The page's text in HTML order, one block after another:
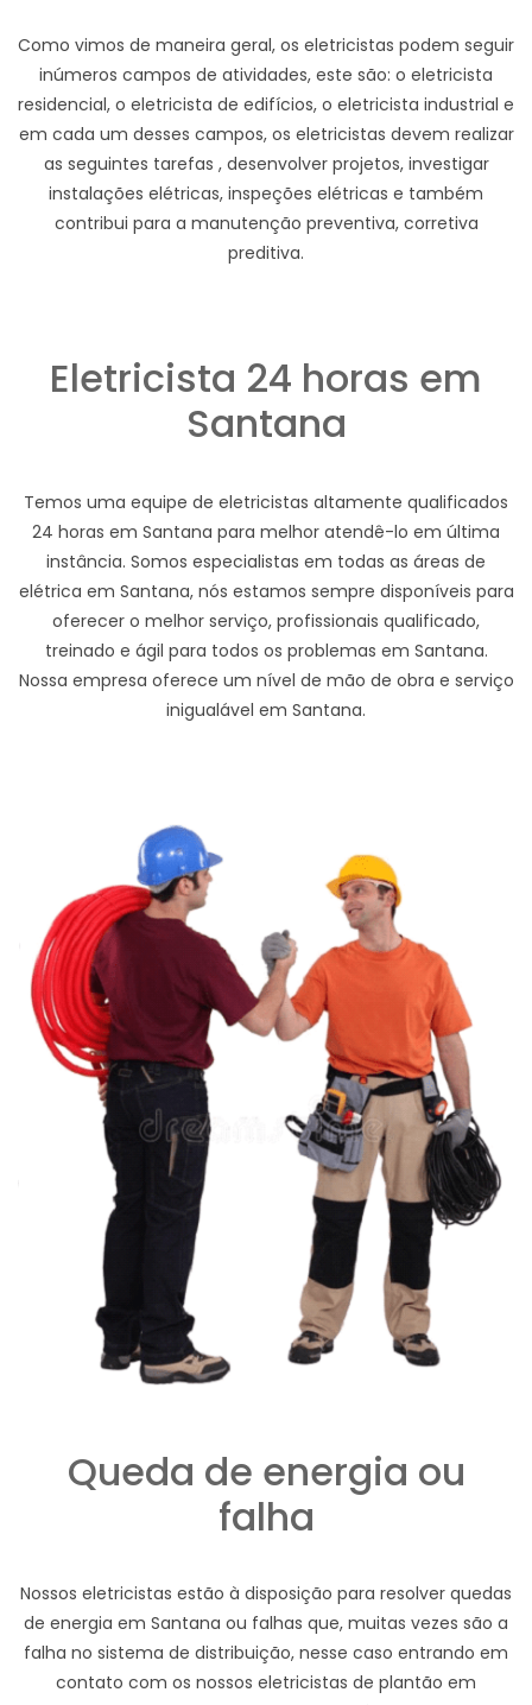
Como vimos de maneira geral, os eletricistas podem seguir
inúmeros campos de atividades, este são: o eletricista
residencial, o eletricista de edifícios, o eletricista industrial e
em cada um desses campos, os eletricistas devem realizar
as seguintes tarefas , desenvolver projetos, investigar
instalações elétricas, inspeções elétricas e também
contribui para a manutenção preventiva, corretiva
preditiva.
Eletricista 24 horas em
Santana
Temos uma equipe de eletricistas altamente qualificados
24 horas em Santana para melhor atendê-lo em última
instância. Somos especialistas em todas as áreas de
elétrica em Santana, nós estamos sempre disponíveis para
oferecer o melhor serviço, profissionais qualificado,
treinado e ágil para todos os problemas em Santana.
Nossa empresa oferece um nível de mão de obra e serviço
inigualável em Santana.
Queda de energia ou
falha
Nossos eletricistas estão à disposição para resolver quedas
de energia em Santana ou falhas que, muitas vezes são a
falha no sistema de distribuição, nesse caso entrando em
contato com os nossos eletricistas de plantão em